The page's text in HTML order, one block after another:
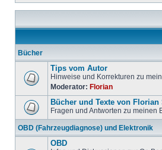
Bücher
Tips vom Autor
Hinweise und Korrekturen zu
Moderator: Florian
Bücher und Texte von Florian
Fragen und Antworten zu meinen
OBD (Fahrzeugdiagnose) und Elektronik
OBD